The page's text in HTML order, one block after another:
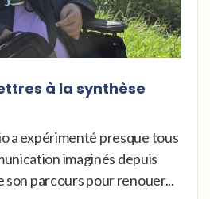
à la synthèse
a expérimenté presque tous
imaginés depuis
parcours pour renouer...